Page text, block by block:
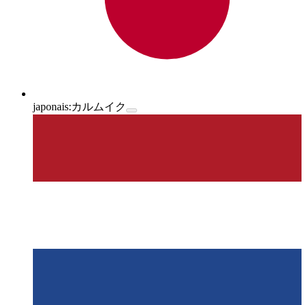
japonais:カルムイク